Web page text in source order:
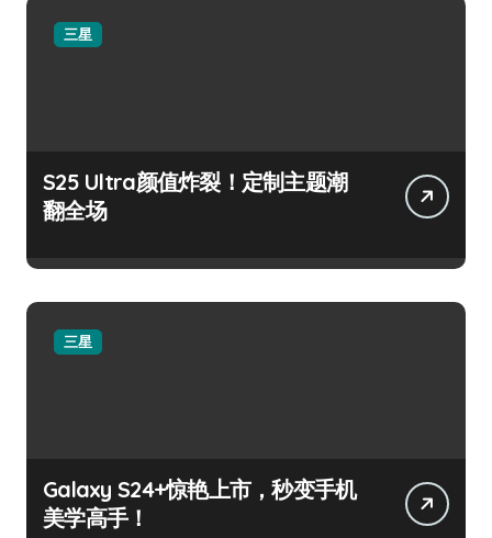
三星
S25 Ultra颜值炸裂！定制主题潮
翻全场
三星
Galaxy S24+惊艳上市，秒变手机
美学高手！